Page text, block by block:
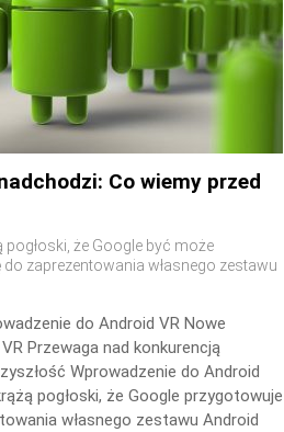
Co wiemy przed
pogłoski, że Google być może
zaprezentowania własnego zestawu
do Android VR Nowe
Przewaga nad konkurencją
Wprowadzenie do Android
pogłoski, że Google przygotowuje
własnego zestawu Android